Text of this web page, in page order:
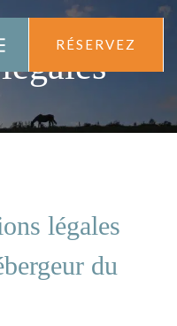
RÉSERVEZ
légales
du